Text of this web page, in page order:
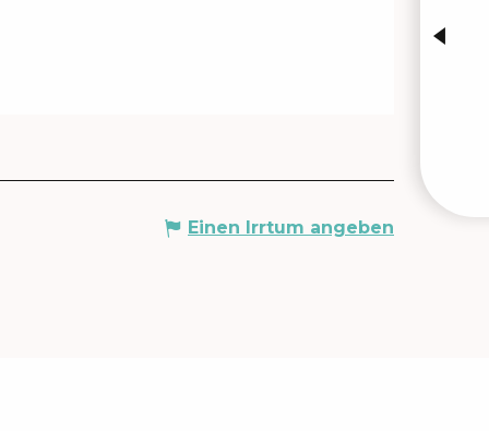
Einen Irrtum angeben